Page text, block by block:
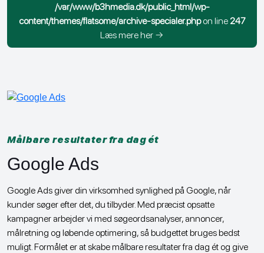
/var/www/b3hmedia.dk/public_html/wp-
content/themes/flatsome/archive-specialer.phpon line 247
Læs mere her →
Målbare resultater fra dag ét
Google Ads
Google Ads giver din virksomhed synlighed på Google, når
kunder søger efter det, du tilbyder. Med præcist opsatte
kampagner arbejder vi med søgeordsanalyser, annoncer,
målretning og løbende optimering, så budgettet bruges bedst
muligt. Formålet er at skabe målbare resultater fra dag ét og give